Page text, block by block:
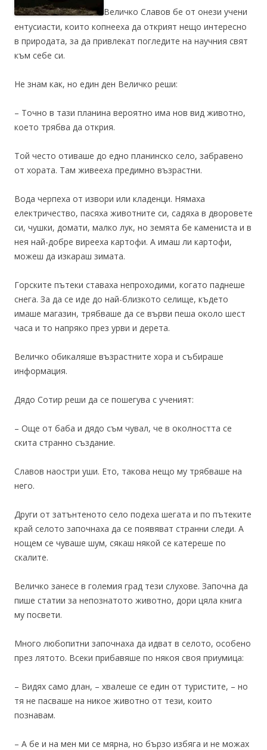
Величко Славов бе от онези учени
ентусиасти, които копнееха да открият нещо интересно
в природата, за да привлекат погледите на научния свят
към себе си.
Не знам как, но един ден Величко реши:
– Точно в тази планина вероятно има нов вид животно,
което трябва да открия.
Той често отиваше до едно планинско село, забравено
от хората. Там живееха предимно възрастни.
Вода черпеха от извори или кладенци. Нямаха
електричество, пасяха животните си, садяха в дворовете
си, чушки, домати, малко лук, но земята бе камениста и в
нея най-добре вирееха картофи. А имаш ли картофи,
можеш да изкараш зимата.
Горските пътеки ставаха непроходими, когато паднеше
снега. За да се иде до най-близкото селище, където
имаше магазин, трябваше да се върви пеша около шест
часа и то напряко през урви и дерета.
Величко обикаляше възрастните хора и събираше
информация.
Дядо Сотир реши да се пошегува с ученият:
– Още от баба и дядо съм чувал, че в околността се
скита странно създание.
Славов наостри уши. Ето, такова нещо му трябваше на
него.
Други от затънтеното село подеха шегата и по пътеките
край селото започнаха да се появяват странни следи. А
нощем се чуваше шум, сякаш някой се катереше по
скалите.
Величко занесе в големия град тези слухове. Започна да
пише статии за непознатото животно, дори цяла книга
му посвети.
Много любопитни започнаха да идват в селото, особено
през лятото. Всеки прибавяше по някоя своя приумица:
– Видях само длан, – хвалеше се един от туристите, – но
тя не пасваше на никое животно от тези, които
познавам.
– А бе и на мен ми се мярна, но бързо избяга и не можах